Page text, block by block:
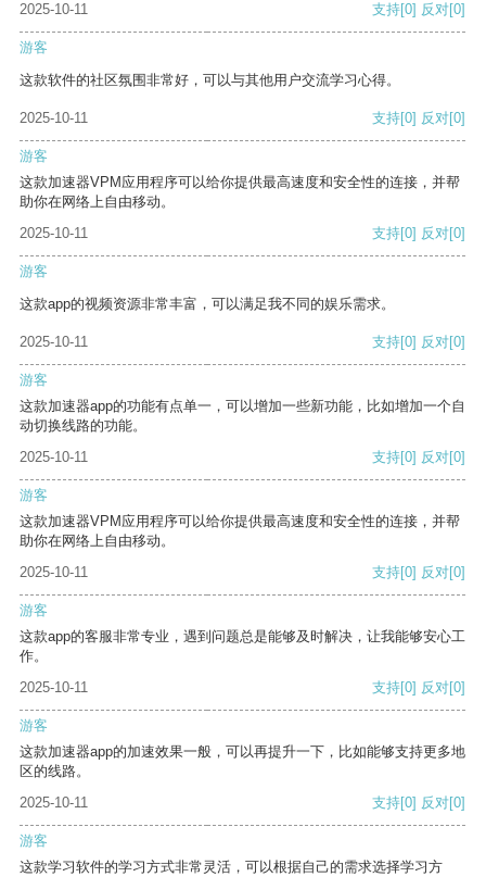
2025-10-11 支持[0] 反对[0]
游客
这款软件的社区氛围非常好，可以与其他用户交流学习心得。
2025-10-11 支持[0] 反对[0]
游客
这款加速器VPM应用程序可以给你提供最高速度和安全性的连接，并帮
助你在网络上自由移动。
2025-10-11
支持[0] 反对[0]
游客
这款app的视频资源非常丰富，可以满足我不同的娱乐需求。
2025-10-11 支持[0] 反对[0]
游客
这款加速器app的功能有点单一，可以增加一些新功能，比如增加一个自
动切换线路的功能。
2025-10-11
支持[0] 反对[0]
游客
这款加速器VPM应用程序可以给你提供最高速度和安全性的连接，并帮
助你在网络上自由移动。
2025-10-11
支持[0] 反对[0]
游客
这款app的客服非常专业，遇到问题总是能够及时解决，让我能够安心工
作。
2025-10-11
支持[0] 反对[0]
游客
这款加速器app的加速效果一般，可以再提升一下，比如能够支持更多地
区的线路。
2025-10-11
支持[0] 反对[0]
游客
这款学习软件的学习方式非常灵活，可以根据自己的需求选择学习方